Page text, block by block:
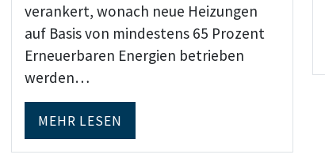
verankert, wonach neue Heizungen
auf Basis von mindestens 65 Prozent
Erneuerbaren Energien betrieben
werden…
MEHR LESEN